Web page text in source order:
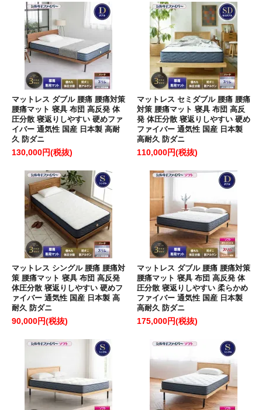
マットレス ダブル 腰痛 腰痛対策
腰痛マット 寝具 布団 高反発 体
圧分散 寝返りしやすい 硬めファ
イバー 通気性 国産 日本製 高耐
久 防ダニ
130,000円(税抜)
マットレス セミダブル 腰痛 腰痛
対策 腰痛マット 寝具 布団 高反
発 体圧分散 寝返りしやすい 硬め
ファイバー 通気性 国産 日本製
高耐久 防ダニ
110,000円(税抜)
マットレス シングル 腰痛 腰痛対
策 腰痛マット 寝具 布団 高反発
体圧分散 寝返りしやすい 硬めフ
ァイバー 通気性 国産 日本製 高
耐久 防ダニ
90,000円(税抜)
マットレス ダブル 腰痛 腰痛対策
腰痛マット 寝具 布団 高反発 体
圧分散 寝返りしやすい 柔らかめ
ファイバー 通気性 国産 日本製
高耐久 防ダニ
175,000円(税抜)